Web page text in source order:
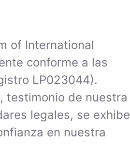
of International
conforme a las
LP023044).
testimonio de nuestra
legales, se exhibe
en nuestra